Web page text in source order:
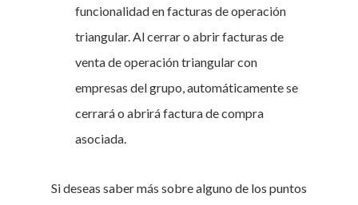
funcionalidad en facturas de operación
triangular. Al cerrar o abrir facturas de
venta de operación triangular con
empresas del grupo, automáticamente se
cerrará o abrirá factura de compra
asociada.
Si deseas saber más sobre alguno de los puntos